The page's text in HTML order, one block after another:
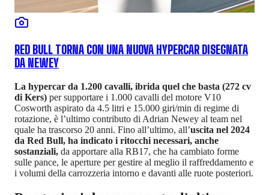
RED BULL TORNA CON UNA NUOVA HYPERCAR DISEGNATA
DA NEWEY
La hypercar da 1.200 cavalli, ibrida quel che basta (272 cv
di Kers) per supportare i 1.000 cavalli del motore V10
Cosworth aspirato da 4.5 litri e 15.000 giri/min di regime di
rotazione, è l’ultimo contributo di Adrian Newey al team nel
quale ha trascorso 20 anni. Fino all’ultimo, all’uscita nel 2024
da Red Bull, ha indicato i ritocchi necessari, anche
sostanziali, da apportare alla RB17, che ha cambiato forme
sulle pance, le aperture per gestire al meglio il raffreddamento e
i volumi della carrozzeria intorno e davanti alle ruote posteriori.